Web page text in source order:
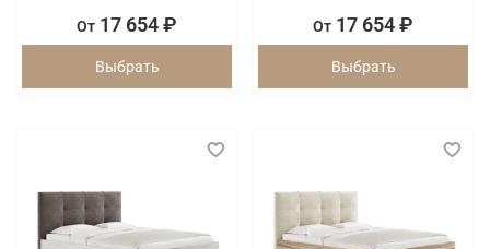
От 17 654 ₽
Выбрать
От 17 654 ₽
Выбрать